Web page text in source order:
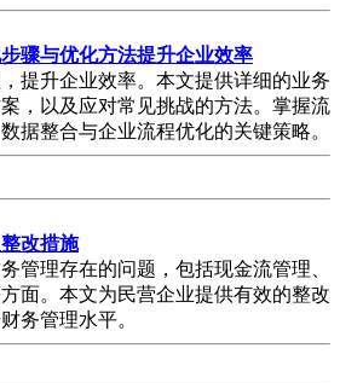
骤与优化方法提升企业效率
提升企业效率。本文提供详细的业务
，以及应对常见挑战的方法。掌握流
据整合与企业流程优化的关键策略。
改措施
管理存在的问题，包括现金流管理、
面。本文为民营企业提供有效的整改
务管理水平。